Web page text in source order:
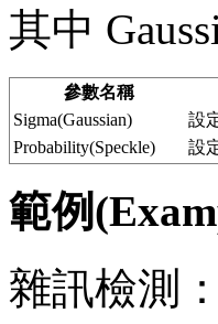
其中
參數名稱
Sigma(Gaussian)
設
Probability(Speckle)
設
範例
雜訊檢測：